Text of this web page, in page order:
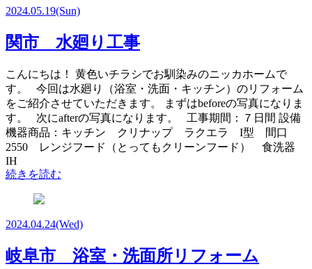
2024.05.19(Sun)
関市 水廻り工事
こんにちは！ 黄色いチラシでお馴染みのニッカホームで
す。 今回は水廻り（浴室・洗面・キッチン）のリフォーム
をご紹介させていただきます。 まずはbeforeの写真になりま
す。 次にafterの写真になります。 工事期間：７日間 設備
機器商品：キッチン クリナップ ラクエラ I型 間口
2550 レンジフード（とってもクリーンフード） 食洗器
IH
続きを読む
2024.04.24(Wed)
岐阜市 浴室・洗面所リフォーム